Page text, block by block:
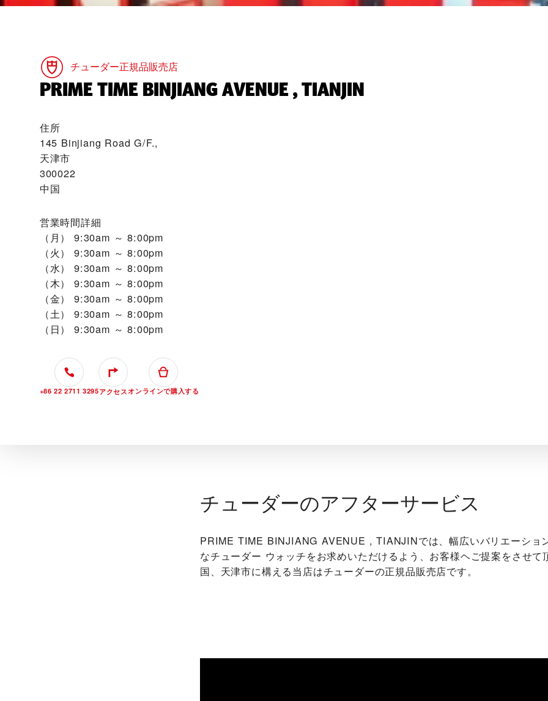
チューダー正規品販売店
‭PRIME TIME BINJIANG AVENUE , TIANJIN‬
住所
145 Binjiang Road G/F.,
天津市
300022
中国
営業時間詳細
（月）
9:30am ～ 8:00pm
（火）
9:30am ～ 8:00pm
（水）
9:30am ～ 8:00pm
（木）
9:30am ～ 8:00pm
（金）
9:30am ～ 8:00pm
（土）
9:30am ～ 8:00pm
（日）
9:30am ～ 8:00pm
+86 22 2711 3295アクセスオンラインで購入する
チューダーのアフターサービス
‭PRIME TIME BINJIANG AVENUE , TIANJIN‬では、幅広いバリエーショ
なチューダー ウォッチをお求めいただけるよう、お客様ヘご提案をさせて
国、天津市に構える当店はチューダーの正規品販売店です。